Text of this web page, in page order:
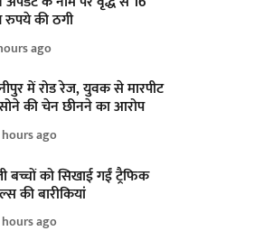
की ठगी
ago
में रोड रेज, युवक से मारपीट
की चेन छीनने का आरोप
hours ago
बच्चों को सिखाई गईं ट्रैफिक
की बारीकियां
hours ago